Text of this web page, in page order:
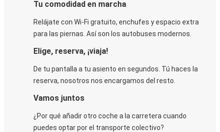
Tu comodidad en marcha
Relájate con Wi-Fi gratuito, enchufes y espacio extra
para las piernas. Así son los autobuses modernos.
Elige, reserva, ¡viaja!
De tu pantalla a tu asiento en segundos. Tú haces la
reserva, nosotros nos encargamos del resto.
Vamos juntos
¿Por qué añadir otro coche a la carretera cuando
puedes optar por el transporte colectivo?